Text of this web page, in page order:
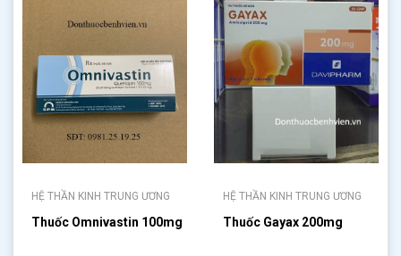
HỆ THẦN KINH TRUNG ƯƠNG
Thuốc Omnivastin 100mg
HỆ THẦN KINH TRUNG ƯƠNG
Thuốc Gayax 200mg